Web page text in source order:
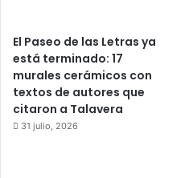
El Paseo de las Letras ya
está terminado: 17
murales cerámicos con
textos de autores que
citaron a Talavera
31 julio, 2026